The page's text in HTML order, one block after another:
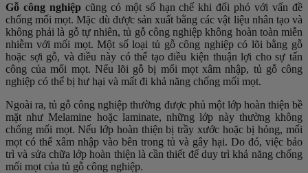
Gỗ công nghiệpcũng có một số hạn chế khi đối phó với vấn đề
chống mối mọt. Mặc dù được sản xuất bằng các vật liệu nhân tạo và
không phải là gỗ tự nhiên, tủ gỗ công nghiệp không hoàn toàn miễn
nhiễm với mối mọt. Một số loại tủ gỗ công nghiệp có lõi bằng gỗ
hoặc sợi gỗ, và điều này có thể tạo điều kiện thuận lợi cho sự tấn
công của mối mọt. Nếu lõi gỗ bị mối mọt xâm nhập, tủ gỗ công
nghiệp có thể bị hư hại và mất đi khả năng chống mối mọt.
Ngoài ra, tủ gỗ công nghiệp thường được phủ một lớp hoàn thiện bề
mặt như Melamine hoặc laminate, những lớp này thường không
chống mối mọt. Nếu lớp hoàn thiện bị trầy xước hoặc bị hỏng, mối
mọt có thể xâm nhập vào bên trong tủ và gây hại. Do đó, việc bảo
trì và sửa chữa lớp hoàn thiện là cần thiết để duy trì khả năng chống
mối mọt của tủ gỗ công nghiệp.